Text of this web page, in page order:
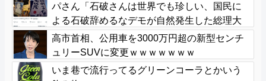
パさん「石破さんは世界でも珍しい、国民に
よる石破辞めるなデモが自然発生した総理大
臣です」
高市首相、公用車を3000万円超の新型センチ
ュリーSUVに変更ｗｗｗｗｗｗｗ
いま巷で流行ってるグリーンコーラとかいう